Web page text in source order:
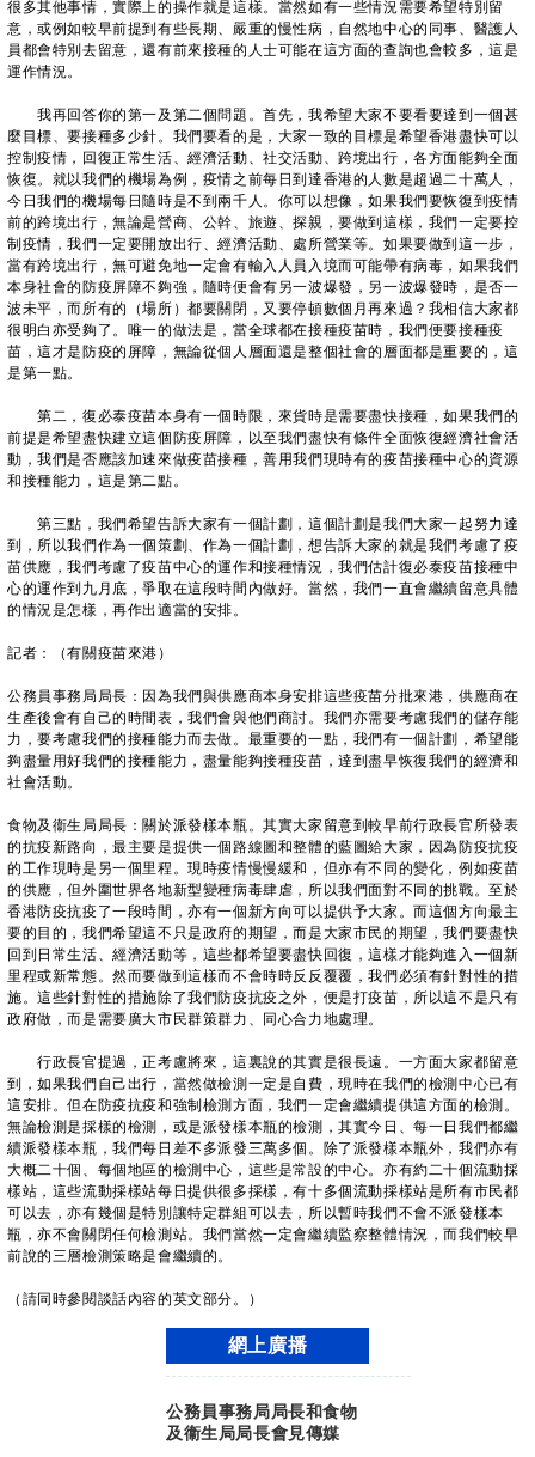
很多其他事情，實際上的操作就是這樣。當然如有一些情況需要希望特別留
意，或例如較早前提到有些長期、嚴重的慢性病，自然地中心的同事、醫護人
員都會特別去留意，還有前來接種的人士可能在這方面的查詢也會較多，這是
運作情況。
我再回答你的第一及第二個問題。首先，我希望大家不要看要達到一個甚
麼目標、要接種多少針。我們要看的是，大家一致的目標是希望香港盡快可以
控制疫情，回復正常生活、經濟活動、社交活動、跨境出行，各方面能夠全面
恢復。就以我們的機場為例，疫情之前每日到達香港的人數是超過二十萬人，
今日我們的機場每日隨時是不到兩千人。你可以想像，如果我們要恢復到疫情
前的跨境出行，無論是營商、公幹、旅遊、探親，要做到這樣，我們一定要控
制疫情，我們一定要開放出行、經濟活動、處所營業等。如果要做到這一步，
當有跨境出行，無可避免地一定會有輸入人員入境而可能帶有病毒，如果我們
本身社會的防疫屏障不夠強，隨時便會有另一波爆發，另一波爆發時，是否一
波未平，而所有的（場所）都要關閉，又要停頓數個月再來過？我相信大家都
很明白亦受夠了。唯一的做法是，當全球都在接種疫苗時，我們便要接種疫
苗，這才是防疫的屏障，無論從個人層面還是整個社會的層面都是重要的，這
是第一點。
第二，復必泰疫苗本身有一個時限，來貨時是需要盡快接種，如果我們的
前提是希望盡快建立這個防疫屏障，以至我們盡快有條件全面恢復經濟社會活
動，我們是否應該加速來做疫苗接種，善用我們現時有的疫苗接種中心的資源
和接種能力，這是第二點。
第三點，我們希望告訴大家有一個計劃，這個計劃是我們大家一起努力達
到，所以我們作為一個策劃、作為一個計劃，想告訴大家的就是我們考慮了疫
苗供應，我們考慮了疫苗中心的運作和接種情況，我們估計復必泰疫苗接種中
心的運作到九月底，爭取在這段時間內做好。當然，我們一直會繼續留意具體
的情況是怎樣，再作出適當的安排。
記者：（有關疫苗來港）
公務員事務局局長：因為我們與供應商本身安排這些疫苗分批來港，供應商在
生產後會有自己的時間表，我們會與他們商討。我們亦需要考慮我們的儲存能
力，要考慮我們的接種能力而去做。最重要的一點，我們有一個計劃，希望能
夠盡量用好我們的接種能力，盡量能夠接種疫苗，達到盡早恢復我們的經濟和
社會活動。
食物及衞生局局長：關於派發樣本瓶。其實大家留意到較早前行政長官所發表
的抗疫新路向，最主要是提供一個路線圖和整體的藍圖給大家，因為防疫抗疫
的工作現時是另一個里程。現時疫情慢慢緩和，但亦有不同的變化，例如疫苗
的供應，但外圍世界各地新型變種病毒肆虐，所以我們面對不同的挑戰。至於
香港防疫抗疫了一段時間，亦有一個新方向可以提供予大家。而這個方向最主
要的目的，我們希望這不只是政府的期望，而是大家市民的期望，我們要盡快
回到日常生活、經濟活動等，這些都希望要盡快回復，這樣才能夠進入一個新
里程或新常態。然而要做到這樣而不會時時反反覆覆，我們必須有針對性的措
施。這些針對性的措施除了我們防疫抗疫之外，便是打疫苗，所以這不是只有
政府做，而是需要廣大市民群策群力、同心合力地處理。
行政長官提過，正考慮將來，這裏說的其實是很長遠。一方面大家都留意
到，如果我們自己出行，當然做檢測一定是自費，現時在我們的檢測中心已有
這安排。但在防疫抗疫和強制檢測方面，我們一定會繼續提供這方面的檢測。
無論檢測是採樣的檢測，或是派發樣本瓶的檢測，其實今日、每一日我們都繼
續派發樣本瓶，我們每日差不多派發三萬多個。除了派發樣本瓶外，我們亦有
大概二十個、每個地區的檢測中心，這些是常設的中心。亦有約二十個流動採
樣站，這些流動採樣站每日提供很多採樣，有十多個流動採樣站是所有市民都
可以去，亦有幾個是特別讓特定群組可以去，所以暫時我們不會不派發樣本
瓶，亦不會關閉任何檢測站。我們當然一定會繼續監察整體情況，而我們較早
前說的三層檢測策略是會繼續的。
（請同時參閱談話內容的英文部分。）
網上廣播
公務員事務局局長和食物
及衞生局局長會見傳媒